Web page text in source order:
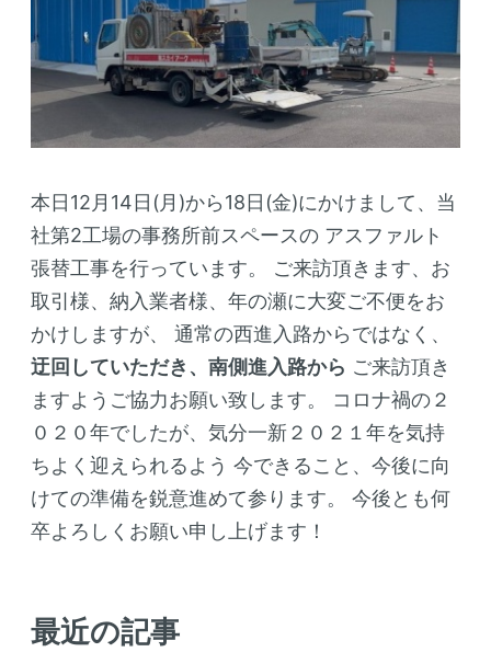
本日12月14日(月)から18日(金)にかけまして、当
社第2工場の事務所前スペースの アスファルト
張替工事を行っています。
ご来訪頂きます、お
取引様、納入業者様、年の瀬に大変ご不便をお
かけしますが、
通常の西進入路からではなく、
迂回していただき、南側進入路から ご来訪頂き
ますようご協力お願い致します。
コロナ禍の２
０２０年でしたが、気分一新２０２１年を気持
ちよく迎えられるよう 今できること、今後に向
けての準備を鋭意進めて参ります。
今後とも何
卒よろしくお願い申し上げます！
最近の記事